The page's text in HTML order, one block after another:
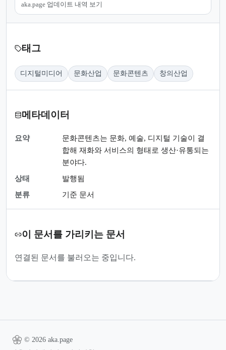
aka.page 업데이트 내역 보기
태그
디지털미디어 문화산업 문화콘텐츠 창의산업
메타데이터
요약
문화콘텐츠는 문화, 예술, 디지털 기술이 결
합해 재화와 서비스의 형태로 생산·유통되는
분야다.
상태
발행됨
분류
기준 문서
이 문서를 가리키는 문서
연결된 문서를 불러오는 중입니다.
© 2026 aka.page